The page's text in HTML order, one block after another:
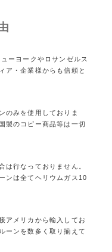
ーヨークやロサンゼルス
ア・企業様からも信頼と
のみを使用しておりま
製のコピー商品等は一切
は行なっておりません。
ンは全てヘリウムガス10
アメリカから輸入してお
ーンを数多く取り揃えて